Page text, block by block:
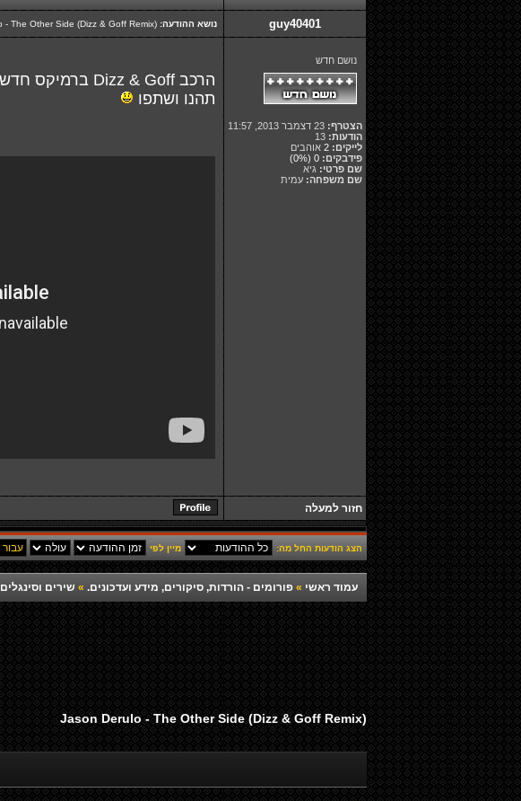
guy40401 נושא ההודעה:
נושם חדש
הצטרף:
הודעות:
לייקים: 2 אוהבים
פידבקים: 0
(0%)
שם פרטי: גיא
שם משפחה: עמית
הרכב Dizz & Goff ברמיקס חדש לשירו החדש של Jason Derulo - The Other Side (Dizz & Goff Remix)
תהנו ושתפו
חזור למעלה
הצג הודעות החל מה: מיין לפי
עמוד ראשי » פורומים - הורדות, סיקורים, מידע ועדכונים. » שירים וסינגלים
Jason Derulo - The Other Side (Dizz & Goff Remix)